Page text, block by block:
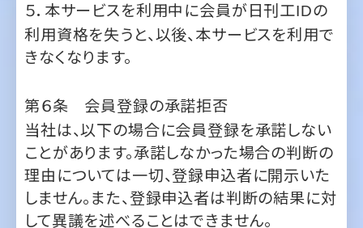
第６条 会員登録の承諾拒否
当社は、以下の場合に会員登録を承諾しない
理由については一切、登録申込者に開示いた
しません。また、登録申込者は判断の結果に対
して異議を述べることはできません。
１．登録申込者が実在しない場合
２．登録申込者が届け出ている法人または個
人の電話、電子メール、住所等の連絡先に連